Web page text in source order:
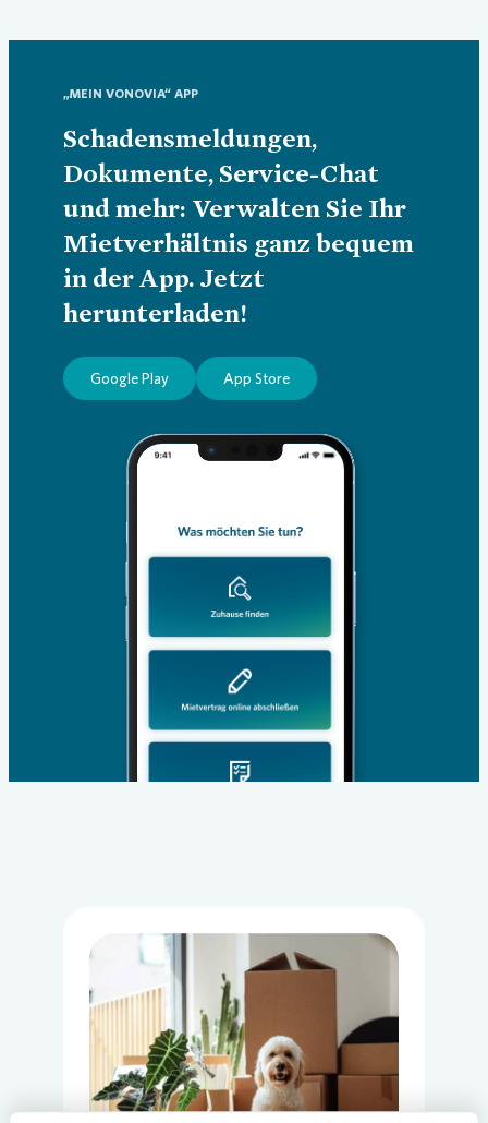
Loading...
„MEIN VONOVIA“ APP
Schadensmeldungen,
Dokumente, Service-Chat
und mehr: Verwalten Sie Ihr
Mietverhältnis ganz bequem
in der App. Jetzt
herunterladen!
Google Play App Store
Loading...